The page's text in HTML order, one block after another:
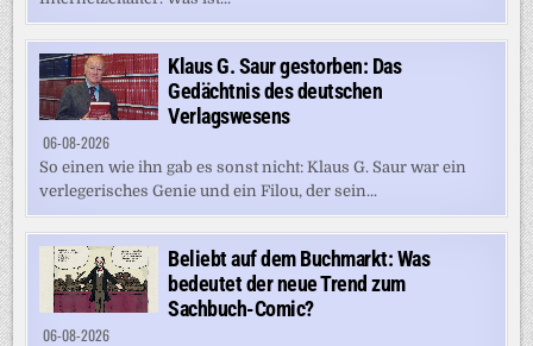
Klaus G. Saur gestorben: Das
Gedächtnis des deutschen
Verlagswesens
06-08-2026
So einen wie ihn gab es sonst nicht: Klaus G. Saur war ein
verlegerisches Genie und ein Filou, der sein...
Beliebt auf dem Buchmarkt: Was
bedeutet der neue Trend zum
Sachbuch-Comic?
06-08-2026